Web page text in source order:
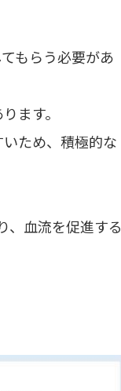
もらう必要があ
ます。
ため、積極的な
、血流を促進する